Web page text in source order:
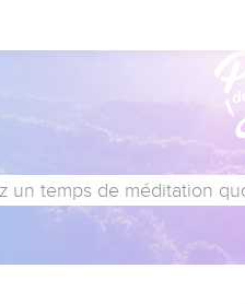
un temps de méditation